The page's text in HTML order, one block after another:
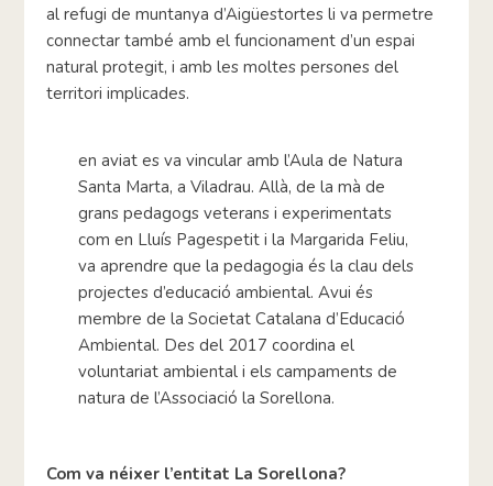
al refugi de muntanya d’Aigüestortes li va permetre
connectar també amb el funcionament d’un espai
natural protegit, i amb les moltes persones del
territori implicades.
en aviat es va vincular amb l’Aula de Natura
Santa Marta, a Viladrau. Allà, de la mà de
grans pedagogs veterans i experimentats
com en Lluís Pagespetit i la Margarida Feliu,
va aprendre que la pedagogia és la clau dels
projectes d’educació ambiental. Avui és
membre de la Societat Catalana d’Educació
Ambiental. Des del 2017 coordina el
voluntariat ambiental i els campaments de
natura de l’Associació la Sorellona.
Com va néixer l’entitat La Sorellona?